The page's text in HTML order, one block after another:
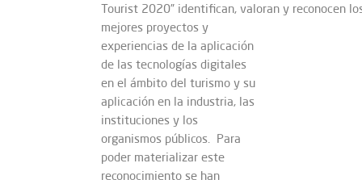
Tourist 2020” identifican, valoran y reconocen
mejores proyectos y
experiencias de la aplicación
de las tecnologías digitales
en el ámbito del turismo y su
aplicación en la industria, las
instituciones y los
organismos públicos. Para
poder materializar este
reconocimiento se han